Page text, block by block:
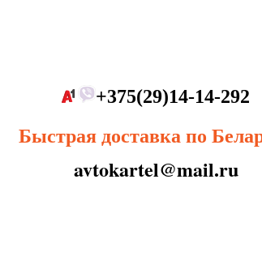
+375(29)14-14-292
Быстрая доставка по
avtokartel@mail.ru